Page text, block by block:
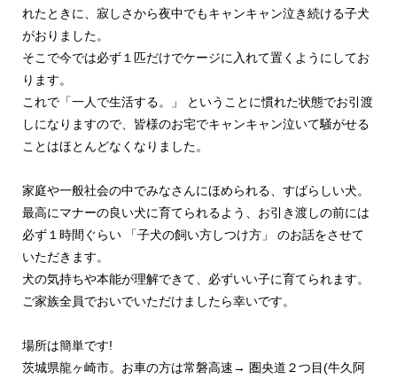
れたときに、寂しさから夜中でもキャンキャン泣き続ける子犬
がおりました。
そこで今では必ず１匹だけでケージに入れて置くようにしてお
ります。
これで「一人で生活する。」 ということに慣れた状態でお引渡
しになりますので、皆様のお宅でキャンキャン泣いて騒がせる
ことはほとんどなくなりました。
家庭や一般社会の中でみなさんにほめられる、すばらしい犬。
最高にマナーの良い犬に育てられるよう、お引き渡しの前には
必ず１時間ぐらい 「子犬の飼い方しつけ方」 のお話をさせて
いただきます。
犬の気持ちや本能が理解できて、必ずいい子に育てられます。
ご家族全員でおいでいただけましたら幸いです。
場所は簡単です!
茨城県龍ヶ崎市。お車の方は常磐高速→ 圏央道２つ目(牛久阿